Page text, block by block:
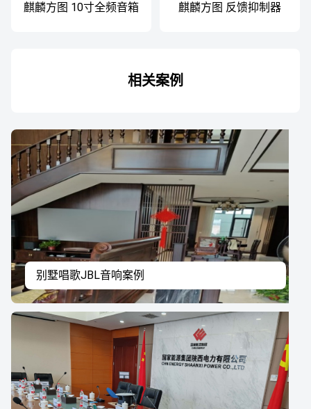
麒麟方图 10寸全频音箱
麒麟方图 反馈抑制器
相关案例
别墅唱歌JBL音响案例